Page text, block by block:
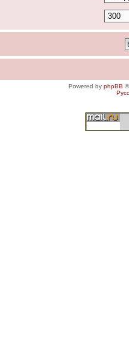
Powered by phpBB